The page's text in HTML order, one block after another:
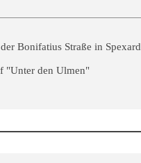
Bonifatius Straße in Spexard
"Unter den Ulmen"